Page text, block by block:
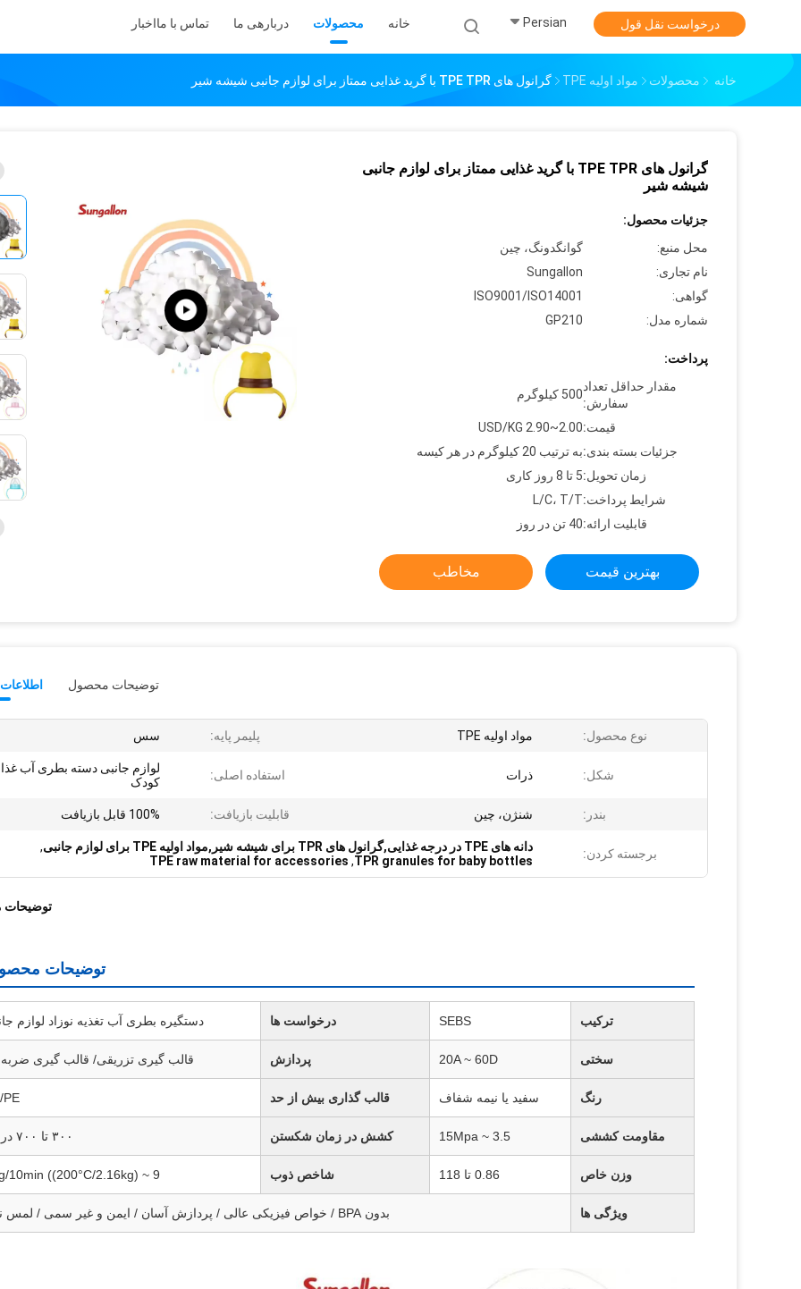
خانه محصولات دربارهی ما تماس با مااخبار Persian درخواست نقل قول
خانه محصولات مواد اولیه TPE گرانول های TPE TPR با گرید غذایی ممتاز برای لوازم جانبی شیشه شیر
گرانول های TPE TPR با گرید غذایی ممتاز برای لوازم جانبی
شیشه شیر
جزئیات محصول:
محل منبع:
گوانگدونگ، چین
نام تجاری:
Sungallon
گواهی:
ISO9001/ISO14001
شماره مدل:
GP210
پرداخت:
مقدار حداقل تعداد
سفارش:
500 کیلوگرم
قیمت:2.00~2.90 USD/KG
جزئیات بسته بندی:به ترتیب 20 کیلوگرم در هر کیسه
زمان تحویل:5 تا 8 روز کاری
شرایط پرداخت:L/C، T/T
قابلیت ارائه:40 تن در روز
بهترین قیمت مخاطب
توضیحات محصول
نوع محصول: مواد اولیه TPE پلیمر پایه: سس
شکل: ذرات استفاده اصلی:
لوازم جانبی دسته بطری آب
کودک
بندر: شنژن، چین قابلیت بازیافت: 100% قابل بازیافت
برجسته کردن: دانه های TPE در درجه غذایی,گرانول های TPR برای شیشه شیر,مواد اولیه TPE برای لوازم جانبی
,
TPR granules for baby bottles
,
TPE raw material for accessories
توضیحات
ترکیب SEBS درخواست ها دستگیره بطری آب تغذیه نوزاد لوازم
سختی 20A ~ 60D پردازش قالب گیری تزریقی/ قالب گیری
رنگ سفید یا نیمه شفاف قالب گذاری بیش از حد PE
مقاومت کششی 3.5 ~ 15Mpa کشش در زمان شکستن ۳۰۰ تا ۷۰۰ درصد
وزن خاص 0.86 تا 118 شاخص ذوب 9 ~ 25g/10min ((200°C/2.16kg)
ویژگی ها بدون BPA / خواص فیزیکی عالی / پردازش آسان / ایمن و غیر سمی / لمس نرم